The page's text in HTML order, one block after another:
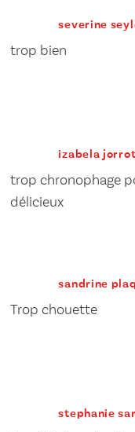
severine
trop bien
izabela jorrot
trop chronophage
délicieux
sandrine
Trop chouette
stephanie